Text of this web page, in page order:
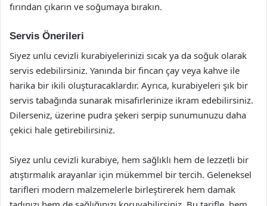
fırından çıkarın ve soğumaya bırakın.
Servis Önerileri
Siyez unlu cevizli kurabiyelerinizi sıcak ya da soğuk olarak
servis edebilirsiniz. Yanında bir fincan çay veya kahve ile
harika bir ikili oluşturacaklardır. Ayrıca, kurabiyeleri şık bir
servis tabağında sunarak misafirlerinize ikram edebilirsiniz.
Dilerseniz, üzerine pudra şekeri serpip sunumunuzu daha
çekici hale getirebilirsiniz.
Siyez unlu cevizli kurabiye, hem sağlıklı hem de lezzetli bir
atıştırmalık arayanlar için mükemmel bir tercih. Geleneksel
tarifleri modern malzemelerle birleştirerek hem damak